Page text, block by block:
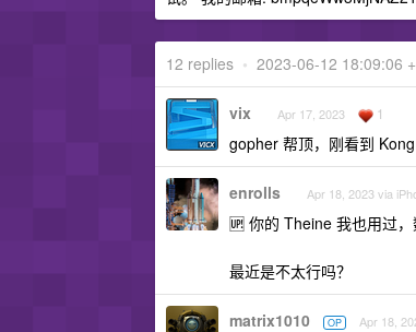
12 replies • 2023-06-12 18:09:06
vix Apr 17, 2023 1
gopher 帮顶，刚看到 Kong
enrolls Apr 18, 2023 via
🆙 你的 Theine 我也用过，
最近是不太行吗？
matrix1010 OP Apr 18,